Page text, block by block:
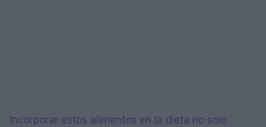
Incorporar estos alimentos en la dieta no solo